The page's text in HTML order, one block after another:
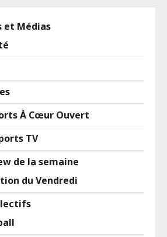
et Médias
À Cœur Ouvert
TV
de la semaine
du Vendredi